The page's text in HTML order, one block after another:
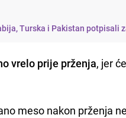
Turska i Pakistan potpisali
vrelo prije prženja, jer
meso nakon prženja